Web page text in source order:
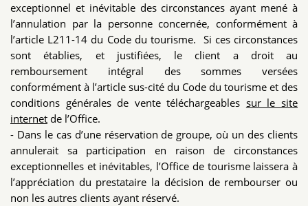
exceptionnel et inévitable des circonstances ayant mené à
l’annulation par la personne concernée, conformément à
l’article L211-14 du Code du tourisme. Si ces circonstances
sont établies, et justifiées, le client a droit au
remboursement intégral des sommes versées
conformément à l’article sus-cité du Code du tourisme et des
conditions générales de vente téléchargeables sur le site
internetde l’Office.
- Dans le cas d’une réservation de groupe, où un des clients
annulerait sa participation en raison de circonstances
exceptionnelles et inévitables, l’Office de tourisme laissera à
l’appréciation du prestataire la décision de rembourser ou
non les autres clients ayant réservé.